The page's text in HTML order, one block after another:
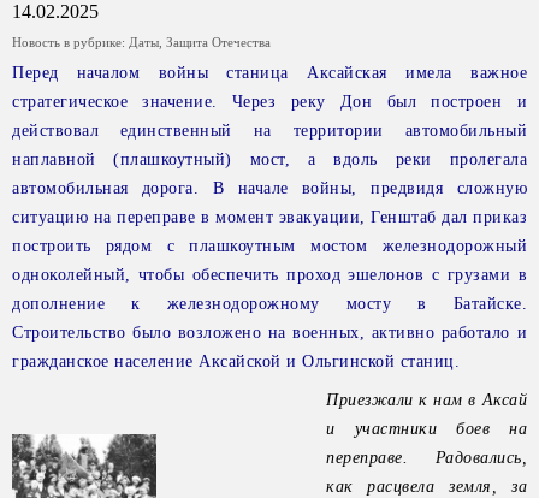
14.02.2025
Новость в рубрике: Даты Защита Отечества
Перед началом войны станица Аксайская имела важное
стратегическое значение. Через реку Дон был построен и
действовал единственный на территории автомобильный
наплавной (плашкоутный) мост, а вдоль реки пролегала
автомобильная дорога. В начале войны, предвидя сложную
ситуацию на переправе в момент эвакуации, Генштаб дал приказ
построить рядом с плашкоутным мостом железнодорожный
одноколейный, чтобы обеспечить проход эшелонов с грузами в
дополнение к железнодорожному мосту в Батайске.
Строительство было возложено на военных, активно работало и
гражданское население Аксайской и Ольгинской станиц.
Приезжали к нам в Аксай
и участники боев на
переправе. Радовались,
как расцвела земля, за